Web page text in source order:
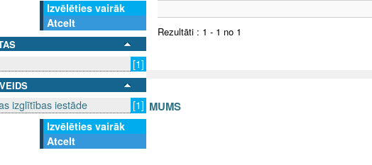
Izvēlēties vairāk
Atcelt
[1]
izglītības iestāde
[1]
Izvēlēties vairāk
Atcelt
Rezultāti : 1 - 1 no 1
SAZINIES AR MUMS
info@niid.lv